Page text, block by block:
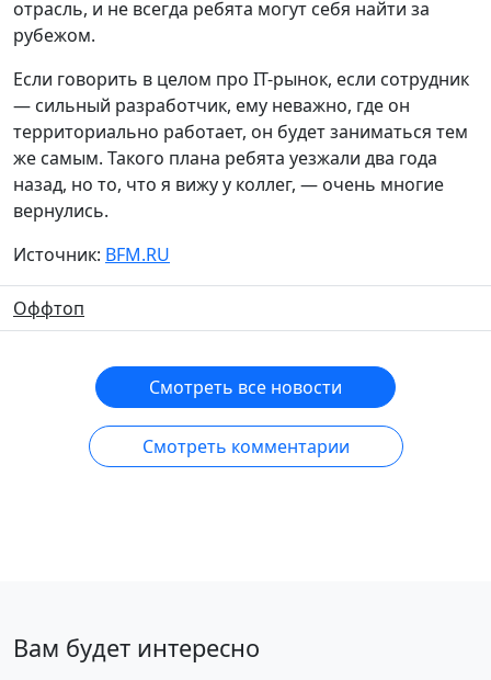
отрасль, и не всегда ребята могут себя найти за
рубежом.
Если говорить в целом про IT-рынок, если сотрудник
— сильный разработчик, ему неважно, где он
территориально работает, он будет заниматься тем
же самым. Такого плана ребята уезжали два года
назад, но то, что я вижу у коллег, — очень многие
вернулись.
Источник: BFM.RU
Оффтоп
Смотреть все новости
Смотреть комментарии
Вам будет интересно